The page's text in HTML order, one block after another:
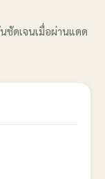
ชัดเจนเมื่อผ่านแดด